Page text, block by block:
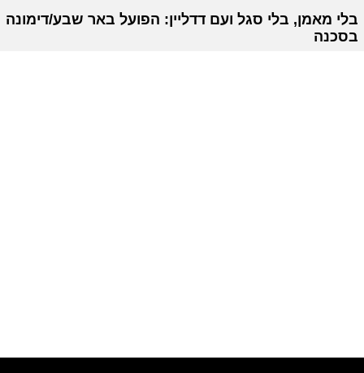
בלי מאמן, בלי סגל ועם דדליין: הפועל באר שבע/דימונה
בסכנה